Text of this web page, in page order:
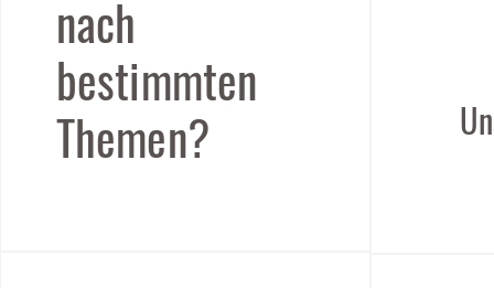
nach
bestimmten
Themen?